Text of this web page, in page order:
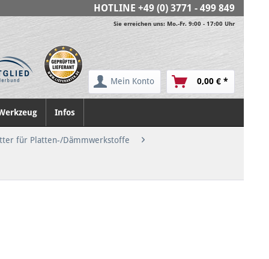
HOTLINE +49 (0) 3771 - 499 849
Sie erreichen uns: Mo.-Fr. 9:00 - 17:00 Uhr
Mein Konto 0,00 € *
Infos
für Platten-/Dämmwerkstoffe